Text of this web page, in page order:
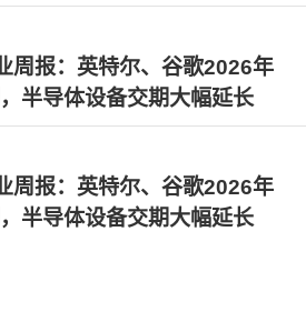
周报：英特尔、谷歌2026年
半导体设备交期大幅延长
周报：英特尔、谷歌2026年
半导体设备交期大幅延长